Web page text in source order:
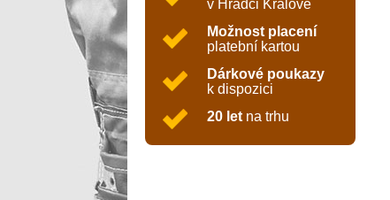
v Hradci Králové
Možnost placení
platební kartou
Dárkové poukazy
k dispozici
20 let na trhu